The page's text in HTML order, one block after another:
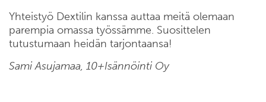
Yhteistyö Dextilin kanssa auttaa meitä olemaan
parempia omassa työssämme. Suosittelen
tutustumaan heidän tarjontaansa!
Sami Asujamaa, 10+Isännöinti Oy